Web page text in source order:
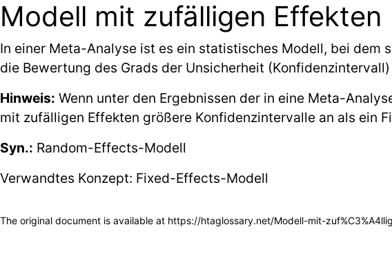
Modell mit zufälligen Effekten
In einer Meta-Analyse ist es ein statistisches Modell, bei dem
die Bewertung des Grads der Unsicherheit
Hinweis: Wenn unter den Ergebnissen der in eine Meta-
mit zufälligen Effekten größere Konfidenzintervalle an als ein
Syn.: Random-Effects-Modell
Verwandtes Konzept: Fixed-Effects-Modell
The original document is available at https://htaglossary.net/Modell-mit-